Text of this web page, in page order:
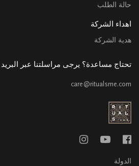
حالة الطلب
اهداء الشركة
هدية الشركة
تحتاج مساعدة؟ يرجى مراسلتنا عبر
care@ritualsme.com
الدولة